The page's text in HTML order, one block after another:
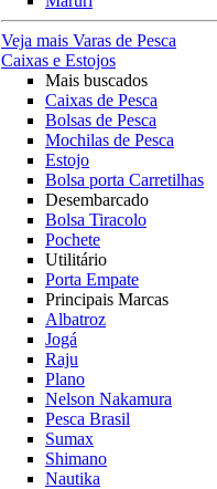
Veja mais Varas de Pesca
Caixas e Estojos
Mais buscados
Caixas de Pesca
Bolsas de Pesca
Mochilas de Pesca
Estojo
Bolsa porta Carretilhas
Desembarcado
Bolsa Tiracolo
Pochete
Utilitário
Porta Empate
Principais Marcas
Albatroz
Jogá
Raju
Plano
Nelson Nakamura
Pesca Brasil
Sumax
Shimano
Nautika